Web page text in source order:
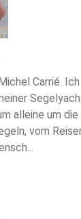
Carrié. Ich
alleine um
vom